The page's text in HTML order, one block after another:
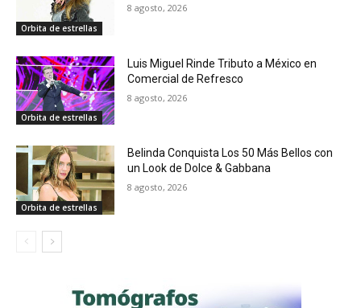
Orbita de estrellas
8 agosto, 2026
Orbita de estrellas
Luis Miguel Rinde Tributo a México en
Comercial de Refresco
8 agosto, 2026
Orbita de estrellas
Belinda Conquista Los 50 Más Bellos con
un Look de Dolce & Gabbana
8 agosto, 2026